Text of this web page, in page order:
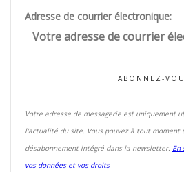
Adresse de courrier électronique:
Votre adresse de messagerie est uniquement
l'actualité du site. Vous pouvez à tout
désabonnement intégré dans la newsletter. En
vos données et vos droits